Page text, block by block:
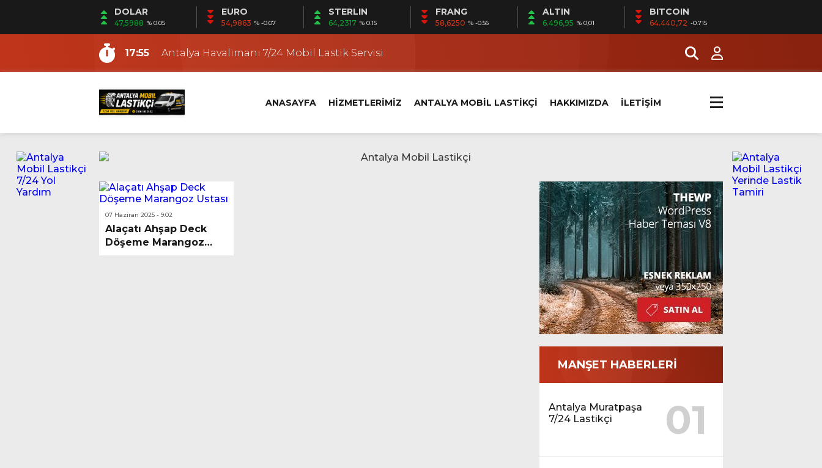
DOLAR
47,5988 % 0.05
EURO
54,9863 % -0.07
STERLIN
64,2317 % 0.15
FRANG
58,6250 % -0.56
ALTIN
6.496,95 % 0,01
BITCOIN
64.440,72 -0.715
15:30
Antalya Gezici Lastikçi | Mobil Lastik Servisi Ayağınıza Gelsin
9:48
Antalya En Yakın Lastikçi
17:55
Antalya Havalimanı 7/24 Mobil Lastik Servisi
12:53
Fener Mobil Lastikçi | Fener Yerinde Lastik Servisi
12:19
Ermenek Mobil Lastikçi | Ermenek Yerinde Lastik Servisi
12:12
Altıntaş Mobil Lastikçi | Altıntaş Yerinde Lastik Servisi
11:03
Güzeloba Mobil Lastikçi
Kundu Mobil Lastikçi | Kundu’da Yerinde Lastik Servisi
15:53
Antalya Oto ve Motosiklet Lastik Yol Yardım
9:48
Antalya En Yakın Lastikçi
ANASAYFA HİZMETLERİMİZ ANTALYA MOBİL LASTİKÇİ HAKKIMIZDA İLETİŞİM
07 Haziran 2025 - 9:02
Alaçatı Ahşap Deck
Döşeme Marangoz
MANŞET HABERLERİ
Antalya Muratpaşa
7/24 Lastikçi
01